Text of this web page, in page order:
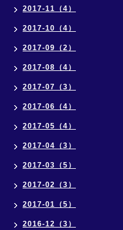
2017-11（4）
2017-10（4）
2017-09（2）
2017-08（4）
2017-07（3）
2017-06（4）
2017-05（4）
2017-04（3）
2017-03（5）
2017-02（3）
2017-01（5）
2016-12（3）